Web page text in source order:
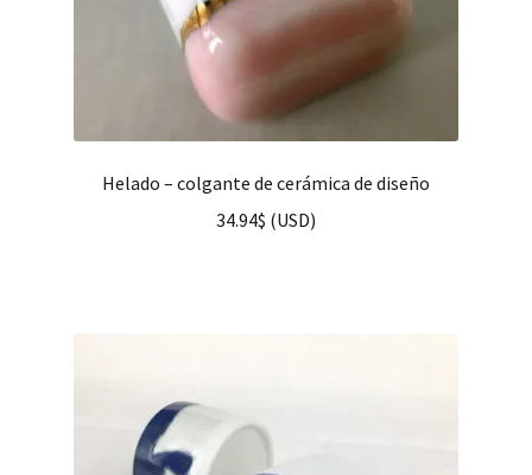
Helado – colgante de cerámica de diseño
34.94$ (USD)